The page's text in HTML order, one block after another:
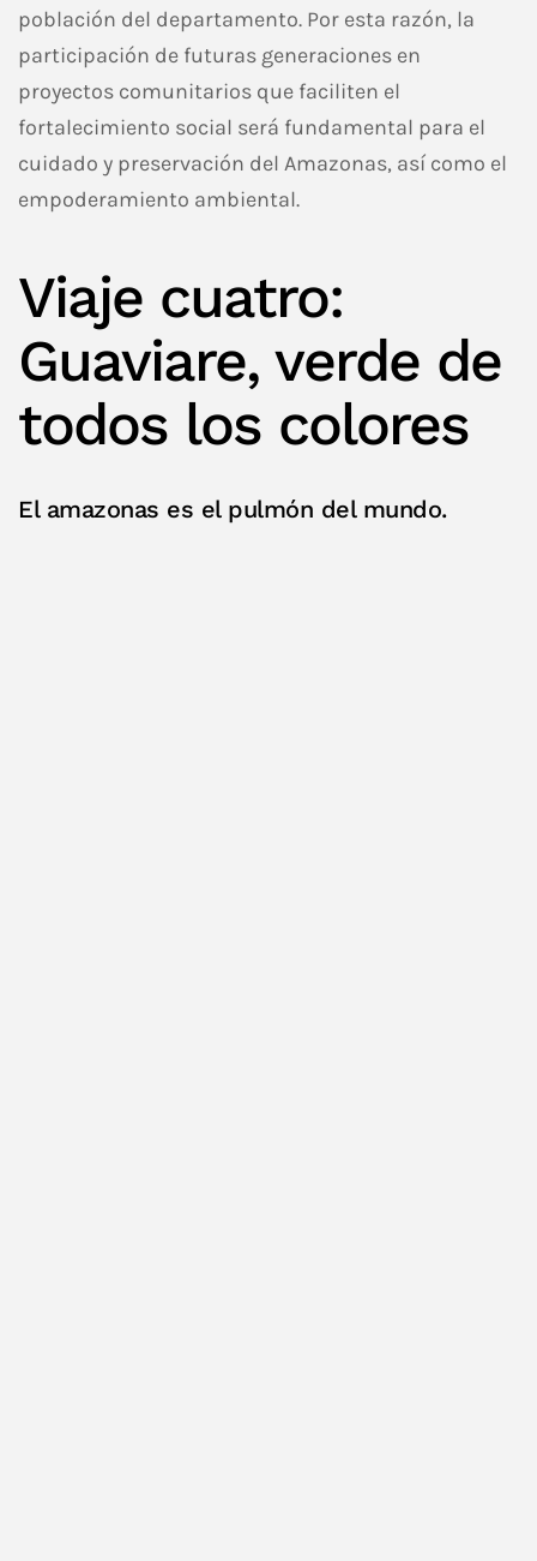
población del departamento. Por esta razón, la
participación de futuras generaciones en
proyectos comunitarios que faciliten el
fortalecimiento social será fundamental para el
cuidado y preservación del Amazonas, así como el
empoderamiento ambiental.
Viaje cuatro:
Guaviare, verde de
todos los colores
El amazonas es el pulmón del mundo.